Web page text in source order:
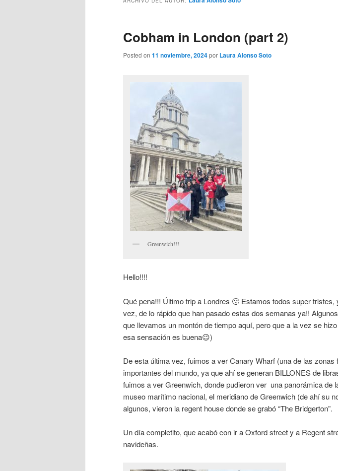
Cobham in London (part 2)
Posted on 11 noviembre, 2024por Laura Alonso Soto
Greenwich!!!
Hello!!!!
Qué pena!!! Último trip a Londres 🙁 Estamos todos super tristes,
vez, de lo rápido que han pasado estas dos semanas ya!!
que llevamos un montón de tiempo aquí, pero que a la vez se
esa sensación es buena😉)
De esta última vez, fuimos a ver Canary Wharf (una de las zonas
importantes del mundo, ya que ahí se generan BILLONES de
fuimos a ver Greenwich, donde pudieron ver una panorámica de
museo marítimo nacional, el meridiano de Greenwich (de ahí su
algunos, vieron la regent house donde se grabó “The Bridgerton”.
Un día completito, que acabó con ir a Oxford street y a Regent
navideñas.